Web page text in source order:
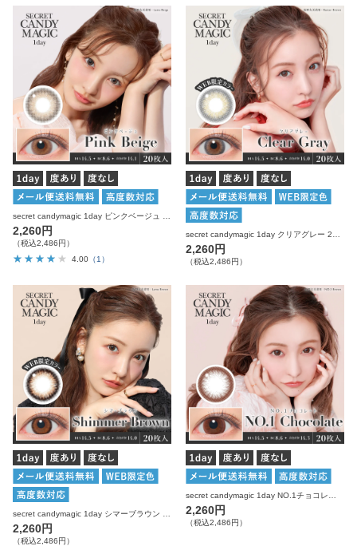
2,260円
（税込2,486円）
4.00 （1）
2,260円
（税込2,486円）
2,260円
（税込2,486円）
2,260円
（税込2,486円）